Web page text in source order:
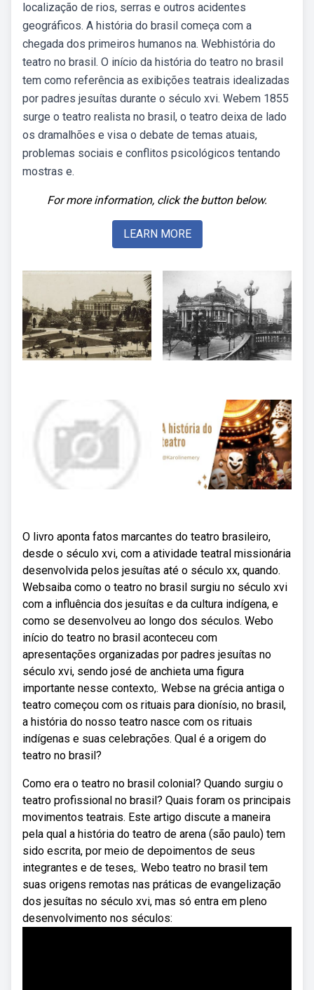
localização de rios, serras e outros acidentes
geográficos. A história do brasil começa com a
chegada dos primeiros humanos na. Webhistória do
teatro no brasil. O início da história do teatro no brasil
tem como referência as exibições teatrais idealizadas
por padres jesuítas durante o século xvi. Webem 1855
surge o teatro realista no brasil, o teatro deixa de lado
os dramalhões e visa o debate de temas atuais,
problemas sociais e conflitos psicológicos tentando
mostras e.
For more information, click the button below.
LEARN MORE
O livro aponta fatos marcantes do teatro brasileiro,
desde o século xvi, com a atividade teatral missionária
desenvolvida pelos jesuítas até o século xx, quando.
Websaiba como o teatro no brasil surgiu no século xvi
com a influência dos jesuítas e da cultura indígena, e
como se desenvolveu ao longo dos séculos. Webo
início do teatro no brasil aconteceu com
apresentações organizadas por padres jesuítas no
século xvi, sendo josé de anchieta uma figura
importante nesse contexto,. Webse na grécia antiga o
teatro começou com os rituais para dionísio, no brasil,
a história do nosso teatro nasce com os rituais
indígenas e suas celebrações. Qual é a origem do
teatro no brasil?
Como era o teatro no brasil colonial? Quando surgiu o
teatro profissional no brasil? Quais foram os principais
movimentos teatrais. Este artigo discute a maneira
pela qual a história do teatro de arena (são paulo) tem
sido escrita, por meio de depoimentos de seus
integrantes e de teses,. Webo teatro no brasil tem
suas origens remotas nas práticas de evangelização
dos jesuítas no século xvi, mas só entra em pleno
desenvolvimento nos séculos: